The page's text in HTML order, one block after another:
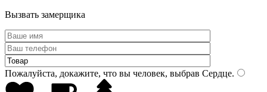
Вызвать замерщика
Пожалуйста, докажите, что вы человек, выбрав Сердце.